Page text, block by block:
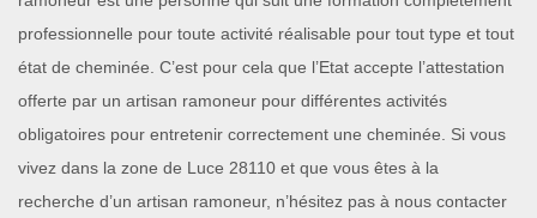
professionnelle pour toute activité réalisable pour tout type et tout
état de cheminée. C’est pour cela que l’Etat accepte l’attestation
offerte par un artisan ramoneur pour différentes activités
obligatoires pour entretenir correctement une cheminée. Si vous
vivez dans la zone de Luce 28110 et que vous êtes à la
recherche d’un artisan ramoneur, n’hésitez pas à nous contacter